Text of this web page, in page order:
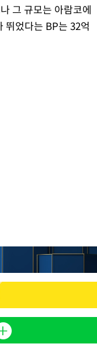
그 규모는 아람코에
뛰었다는 BP는 32억